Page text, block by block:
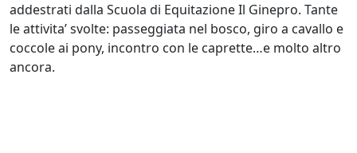
addestrati dalla Scuola di Equitazione Il Ginepro. Tante
le attivita’ svolte: passeggiata nel bosco, giro a cavallo e
coccole ai pony, incontro con le caprette…e molto altro
ancora.